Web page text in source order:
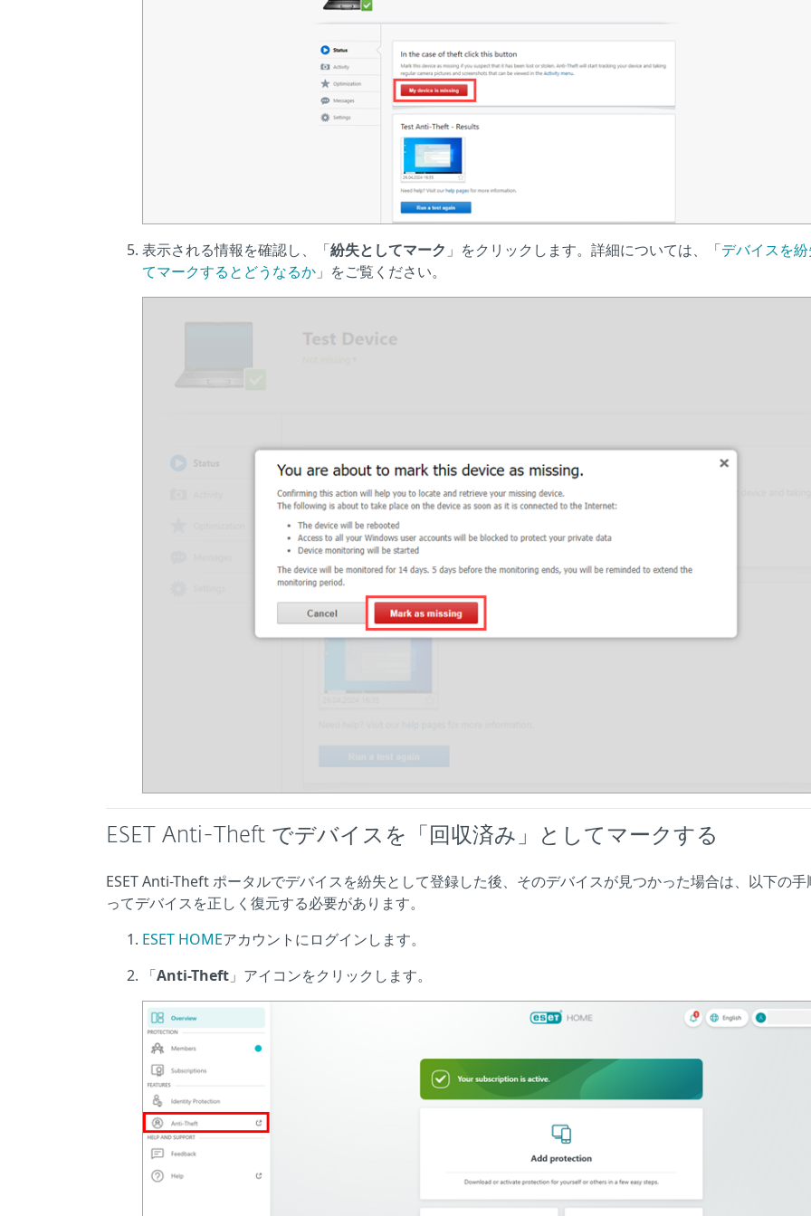
表示される情報を確認し、「紛失としてマーク 」をクリックします。詳細については、「デバイスを
てマークするとどうなるか 」をご覧ください。
ESET Anti-Theft でデバイスを「回収済み」としてマークする
ESET Anti-Theft ポータルでデバイスを紛失として登録した後、そのデバイスが見つかった場合は、以下の手
ってデバイスを正しく復元する必要があります。
ESET HOMEアカウントにログインします。
「Anti-Theft 」アイコンをクリックします。